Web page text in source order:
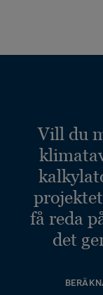
Vill du
få reda
det